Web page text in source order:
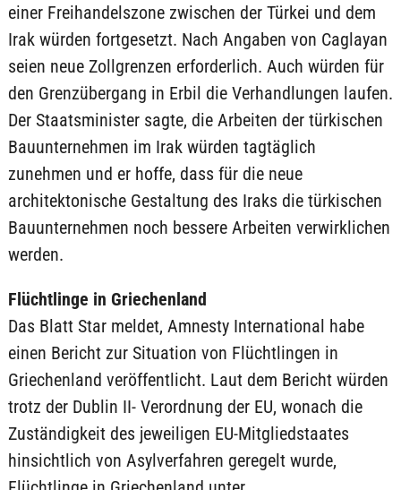
einer Freihandelszone zwischen der Türkei und dem
Irak würden fortgesetzt. Nach Angaben von Caglayan
seien neue Zollgrenzen erforderlich. Auch würden für
den Grenzübergang in Erbil die Verhandlungen laufen.
Der Staatsminister sagte, die Arbeiten der türkischen
Bauunternehmen im Irak würden tagtäglich
zunehmen und er hoffe, dass für die neue
architektonische Gestaltung des Iraks die türkischen
Bauunternehmen noch bessere Arbeiten verwirklichen
werden.
Flüchtlinge in Griechenland
Das Blatt Star meldet, Amnesty International habe
einen Bericht zur Situation von Flüchtlingen in
Griechenland veröffentlicht. Laut dem Bericht würden
trotz der Dublin II- Verordnung der EU, wonach die
Zuständigkeit des jeweiligen EU-Mitgliedstaates
hinsichtlich von Asylverfahren geregelt wurde,